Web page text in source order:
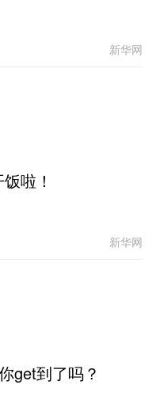
新华网
啦！
新华网
get到了吗？